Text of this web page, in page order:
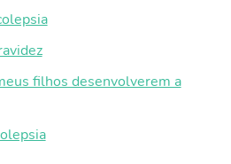
filhos desenvolverem a